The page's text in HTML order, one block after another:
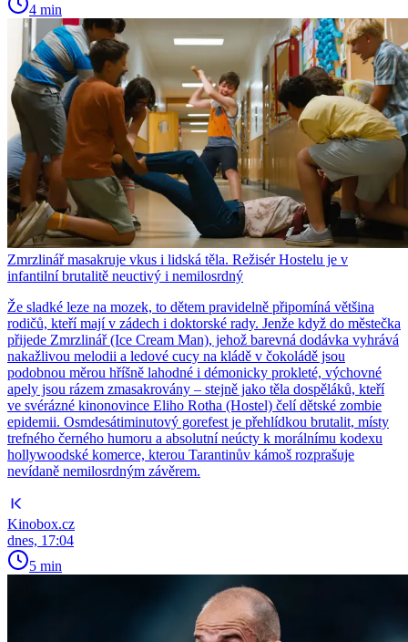
4 min
Zmrzlinář masakruje vkus i lidská těla. Režisér Hostelu je v
infantilní brutalitě neuctivý i nemilosrdný
Že sladké leze na mozek, to dětem pravidelně připomíná většina
rodičů, kteří mají v zádech i doktorské rady. Jenže když do městečka
přijede Zmrzlinář (Ice Cream Man), jehož barevná dodávka vyhrává
nakažlivou melodii a ledové cucy na kládě v čokoládě jsou
podobnou měrou hříšně lahodné i démonicky prokleté, výchovné
apely jsou rázem zmasakrovány – stejně jako těla dospěláků, kteří
ve svérázné kinonovince Eliho Rotha (Hostel) čelí dětské zombie
epidemii. Osmdesátiminutový gorefest je přehlídkou brutalit, místy
trefného černého humoru a absolutní neúcty k morálnímu kodexu
hollywoodské komerce, kterou Tarantinův kámoš rozprašuje
nevídaně nemilosrdným závěrem.
Kinobox.cz
dnes, 17:04
5 min